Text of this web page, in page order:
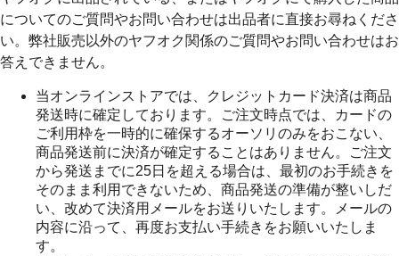
についてのご質問やお問い合わせは出品者に直接お尋ねくださ
い。弊社販売以外のヤフオク関係のご質問やお問い合わせはお
答えできません。
当オンラインストアでは、クレジットカード決済は商品
発送時に確定しております。ご注文時点では、カードの
ご利用枠を一時的に確保するオーソリのみをおこない、
商品発送前に決済が確定することはありません。ご注文
から発送までに25日を超える場合は、最初のお手続きを
そのまま利用できないため、商品発送の準備が整いしだ
い、改めて決済用メールをお送りいたします。メールの
内容に沿って、再度お支払い手続きをお願いいたしま
す。